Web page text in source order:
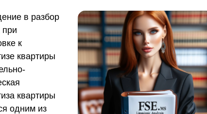
в разбор
к
квартиры
квартиры
одним из